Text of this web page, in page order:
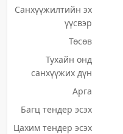
Санхүүжилтийн эх
үүсвэр
Төсөв
Тухайн онд
санхүүжих дүн
Арга
Багц тендер эсэх
Цахим тендер эсэх